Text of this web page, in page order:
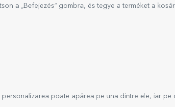
a „Befejezés” gombra, és tegye a terméket a
poate apărea pe una dintre ele, iar pe